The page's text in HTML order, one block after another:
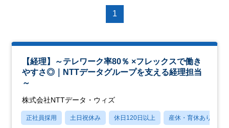
1
【経理】～テレワーク率80％ ×フレックスで働き
やすさ◎｜NTTデータグループを支える経理担当
～
株式会社NTTデータ・ウィズ
正社員採用 土日祝休み 休日120日以上 産休・育休あり